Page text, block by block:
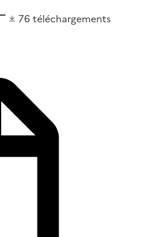
76 téléchargements